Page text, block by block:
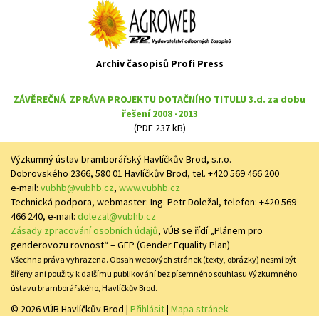
Archiv časopisů Profi Press
ZÁVĚREČNÁ ZPRÁVA PROJEKTU DOTAČNÍHO TITULU 3.d. za dobu
řešení 2008 -2013
(PDF 237 kB)
Výzkumný ústav bramborářský Havlíčkův Brod, s.r.o.
Dobrovského 2366, 580 01 Havlíčkův Brod, tel. +420 569 466 200
e-mail: vubhb@vubhb.cz, www.vubhb.cz
Technická podpora, webmaster: Ing. Petr Doležal, telefon: +420 569
466 240, e-mail: dolezal@vubhb.cz
Zásady zpracování osobních údajů, VÚB se řídí „Plánem pro
genderovozu rovnost“ – GEP (Gender Equality Plan)
Všechna práva vyhrazena. Obsah webových stránek (texty, obrázky) nesmí být
šířeny ani použity k dalšímu publikování bez písemného souhlasu Výzkumného
ústavu bramborářského, Havlíčkův Brod.
© 2026 VÚB Havlíčkův Brod | Přihlásit| Mapa stránek